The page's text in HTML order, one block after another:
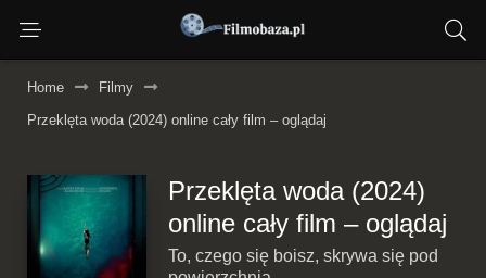
Home
Filmy
Przeklęta woda (2024) online cały film – oglądaj
Przeklęta woda (2024)
online cały film – oglądaj
To, czego się boisz, skrywa się pod